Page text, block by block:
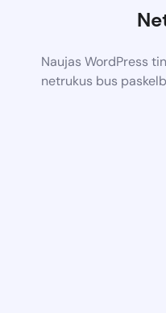
Naujas WordPress
netrukus bus